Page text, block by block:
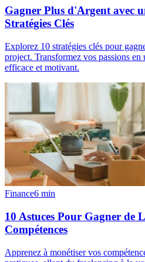
Gagner Plus d'Argent avec
Stratégies Clés
Explorez 10 stratégies clés pour
project. Transformez vos passions en
efficace et motivant.
Finance6 min
10 Astuces Pour Gagner de
Compétences
Apprenez à monétiser vos